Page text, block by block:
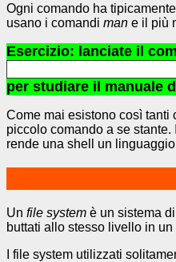
Ogni comando ha
usano i comandi man e il più
Esercizio: lanciate il
per studiare il manuale
Come mai esistono così tanti
piccolo comando a se
rende una shell un
Un file system è un sistema
buttati allo stesso livello in
I file system utilizzati